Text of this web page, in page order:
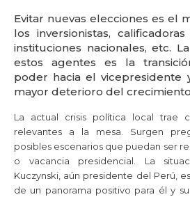
Evitar nuevas elecciones es el
los inversionistas,
instituciones nacionales, etc.
estos agentes es la
poder hacia el vicepresidente
mayor deterioro del
La actual crisis política local trae
relevantes a la mesa. Surgen
posibles escenarios que puedan ser
o vacancia presidencial. La
Kuczynski, aún presidente del Perú,
de un panorama positivo para él y